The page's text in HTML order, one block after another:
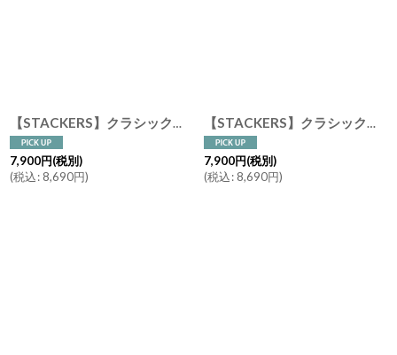
【STACKERS】クラシック ドロワー ジュエリーケース ３sec ディープ ネイビーペブル Navy Pebble 引き出し スタッカーズ
7,900円(税別)
(税込: 8,690円)
【STACKERS】クラシック ドロワー ジュエリーケース ３sec ディープ ペブル グレー Pebble Grey 引き出し スタッカーズ
7,900円(税別)
(税込: 8,690円)